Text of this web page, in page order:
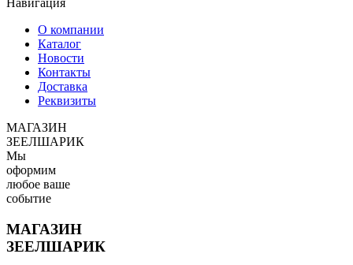
О компании
Каталог
Новости
Контакты
Доставка
Реквизиты
МАГАЗИН
ЗЕЕЛШАРИК
Мы
оформим
любое ваше
событие
МАГАЗИН
ЗЕЕЛШАРИК